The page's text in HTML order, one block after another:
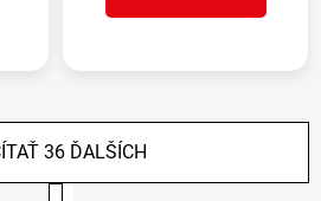
36 ĎALŠÍCH